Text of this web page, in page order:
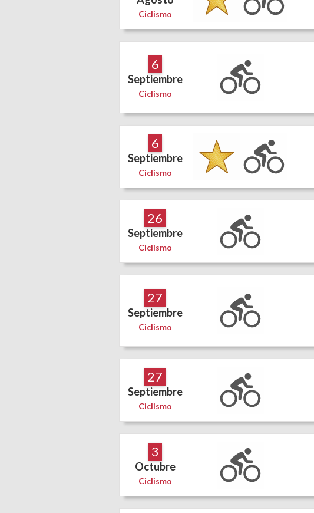
Ciclismo
6
Septiembre
Ciclismo
6
Septiembre
Ciclismo
26
Septiembre
Ciclismo
27
Septiembre
Ciclismo
27
Septiembre
Ciclismo
3
Octubre
Ciclismo